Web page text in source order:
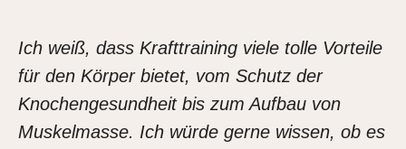
Ich weiß, dass Krafttraining viele tolle Vorteile
für den Körper bietet, vom Schutz der
Knochengesundheit bis zum Aufbau von
Muskelmasse. Ich würde gerne wissen, ob es